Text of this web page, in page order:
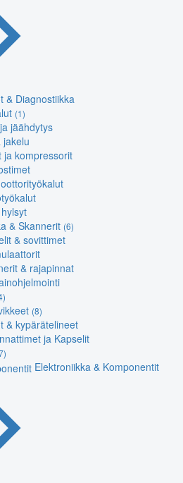
& Diagnostiikka
(1)
jäähdytys
jakelu
ja kompressorit
& Skannerit (6)
& sovittimet
& rajapinnat
(8)
& kypärätelineet
ja Kapselit
Elektroniikka & Komponentit